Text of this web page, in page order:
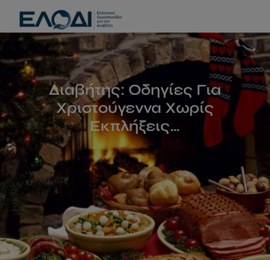
Διαβήτης: Οδηγίες Για
Χριστούγεννα Χωρίς
Εκπλήξεις…